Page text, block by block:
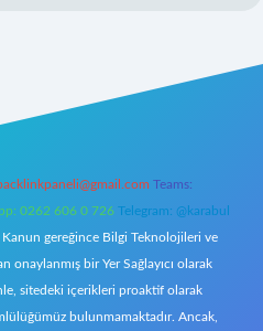
Teams:
0262 606 0 726 Telegram: @karabul
Kanun gereğince Bilgi Teknolojileri ve
onaylanmış bir Yer Sağlayıcı olarak
sitedeki içerikleri proaktif olarak
bulunmamaktadır. Ancak,